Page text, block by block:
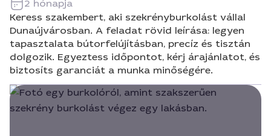
2 hónapja
Keress szakembert, aki szekrényburkolást vállal
Dunaújvárosban. A feladat rövid leírása: legyen
tapasztalata bútorfelújításban, precíz és tisztán
dolgozik. Egyeztess időpontot, kérj árajánlatot, és
biztosíts garanciát a munka minőségére.